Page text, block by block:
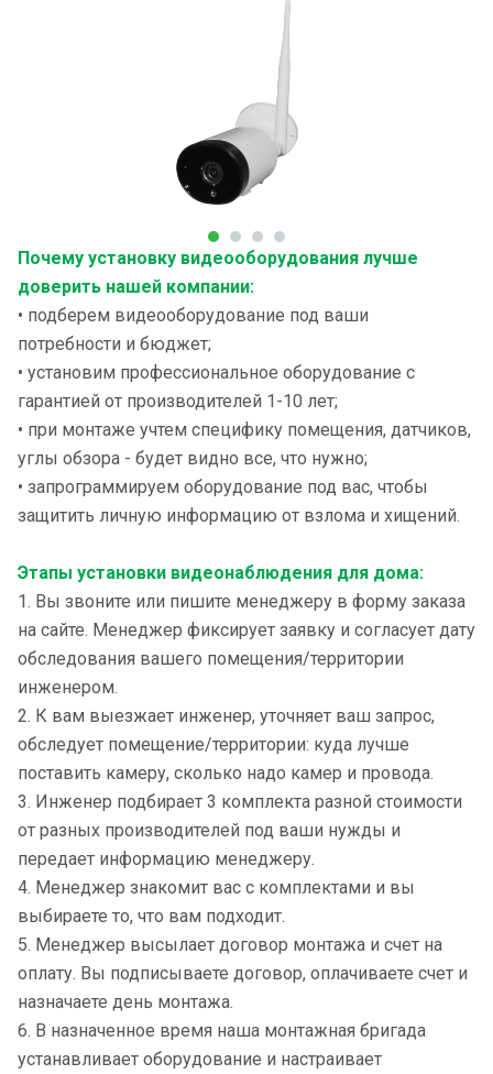
Почему установку видеооборудования лучше
доверить нашей компании:
• подберем видеооборудование под ваши
потребности и бюджет;
• установим профессиональное оборудование с
гарантией от производителей 1-10 лет;
• при монтаже учтем специфику помещения, датчиков,
углы обзора - будет видно все, что нужно;
• запрограммируем оборудование под вас, чтобы
защитить личную информацию от взлома и хищений.
Этапы установки видеонаблюдения для дома:
1. Вы звоните или пишите менеджеру в форму заказа
на сайте. Менеджер фиксирует заявку и согласует дату
обследования вашего помещения/территории
инженером.
2. К вам выезжает инженер, уточняет ваш запрос,
обследует помещение/территории: куда лучше
поставить камеру, сколько надо камер и провода.
3. Инженер подбирает 3 комплекта разной стоимости
от разных производителей под ваши нужды и
передает информацию менеджеру.
4. Менеджер знакомит вас с комплектами и вы
выбираете то, что вам подходит.
5. Менеджер высылает договор монтажа и счет на
оплату. Вы подписываете договор, оплачиваете счет и
назначаете день монтажа.
6. В назначенное время наша монтажная бригада
устанавливает оборудование и настраивает